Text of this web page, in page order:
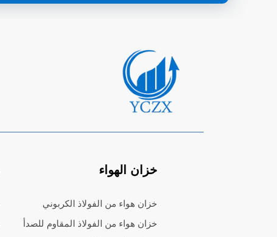
خزان الهواء
خزان هواء من الفولاذ الكربوني
خزان هواء من الفولاذ المقاوم للصدأ